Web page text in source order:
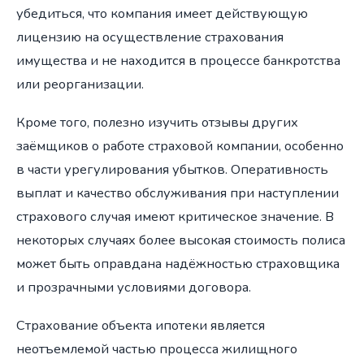
убедиться, что компания имеет действующую
лицензию на осуществление страхования
имущества и не находится в процессе банкротства
или реорганизации.
Кроме того, полезно изучить отзывы других
заёмщиков о работе страховой компании, особенно
в части урегулирования убытков. Оперативность
выплат и качество обслуживания при наступлении
страхового случая имеют критическое значение. В
некоторых случаях более высокая стоимость полиса
может быть оправдана надёжностью страховщика
и прозрачными условиями договора.
Страхование объекта ипотеки является
неотъемлемой частью процесса жилищного